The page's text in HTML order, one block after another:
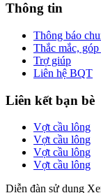
Thông tin
Thông báo
Thắc mắc,
Trợ giúp
Liên hệ BQT
Liên kết bạn bè
Vợt cầu lông
Vợt cầu lông
Vợt cầu lông
Vợt cầu lông
Diễn đàn sử dụng